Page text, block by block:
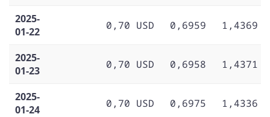
2025-
01-22
0,70 USD 0,6959 1,4369
2025-
01-23
0,70 USD 0,6958 1,4371
2025-
01-24
0,70 USD 0,6975 1,4336